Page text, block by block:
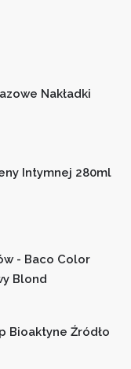
Nakładki
Intymnej 280ml
- Baco Color
Blond
Bioaktyne Źródło